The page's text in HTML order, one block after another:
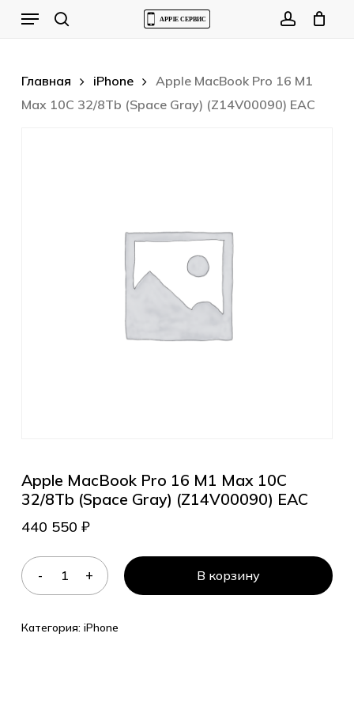
Menu
Главная iPhone
Apple MacBook Pro 16 M1
Max 10C 32/8Tb (Space Gray) (Z14V00090) EAC
Apple MacBook Pro 16 M1 Max 10C
32/8Tb (Space Gray) (Z14V00090) EAC
440 550 ₽
В корзину
Категория: iPhone